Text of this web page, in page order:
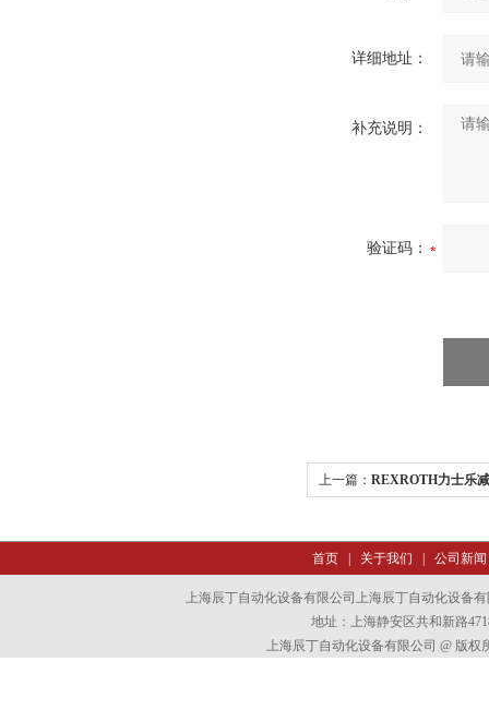
详细地址：
补充说明：
验证码：
上一篇： REXROTH力士乐
首页| 关于我们 公司新闻
上海辰丁自动化设备有限公司上海辰丁自动化设备
地址：上海静安区共和新路
上海辰丁自动化设备有限公司 @ 版权